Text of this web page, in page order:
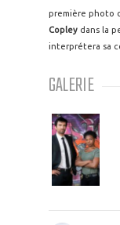
première photo
Copley dans la
interprétera sa
GALERIE